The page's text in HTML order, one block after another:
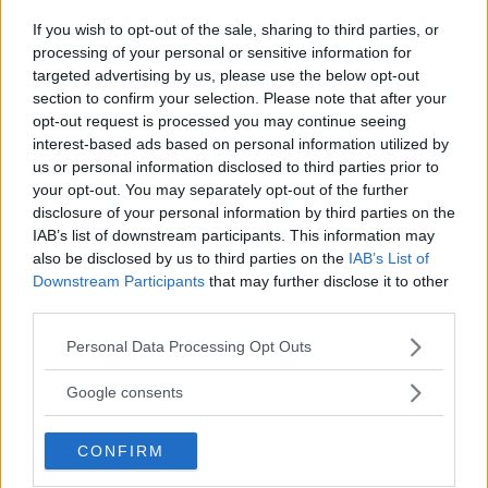
If you wish to opt-out of the sale, sharing to third parties, or
processing of your personal or sensitive information for
targeted advertising by us, please use the below opt-out
section to confirm your selection. Please note that after your
opt-out request is processed you may continue seeing
interest-based ads based on personal information utilized by
us or personal information disclosed to third parties prior to
your opt-out. You may separately opt-out of the further
disclosure of your personal information by third parties on the
IAB’s list of downstream participants. This information may
also be disclosed by us to third parties on the IAB’s List of
Downstream Participants that may further disclose it to other
Please note that this website/app uses one or more Google
not limited to your visit or usage behaviour. You may click to
use your data for below specified purposes in below Google
consent section.
Personal Data Processing Opt Outs
Google consents
CONFIRM
dosiamo in maniera precisa la quantità di sale e
soprattutto non introduciamo nulla di dubbia
provenienza.
5. La rapidità
Fonte: boredbug.com